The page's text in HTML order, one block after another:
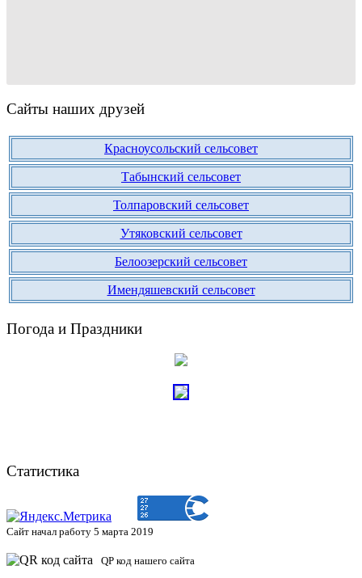
Сайты наших друзей
Красноусольский сельсовет
Табынский сельсовет
Толпаровский сельсовет
Утяковский сельсовет
Белоозерский сельсовет
Имендяшевский сельсовет
Погода и Праздники
Статистика
Сайт начал работу 5 марта 2019
QP код нашего сайта